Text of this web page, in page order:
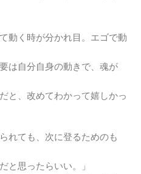
動く時が分かれ目。エゴで動
は自分自身の動きで、魂が
、改めてわかって嬉しかっ
れても、次に登るためのも
と思ったらいい。」